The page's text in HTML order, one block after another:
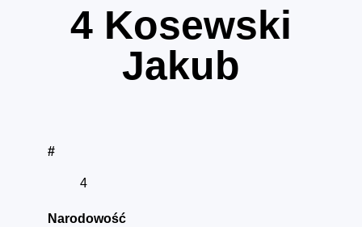
4 Kosewski
Jakub
#
4
Narodowość